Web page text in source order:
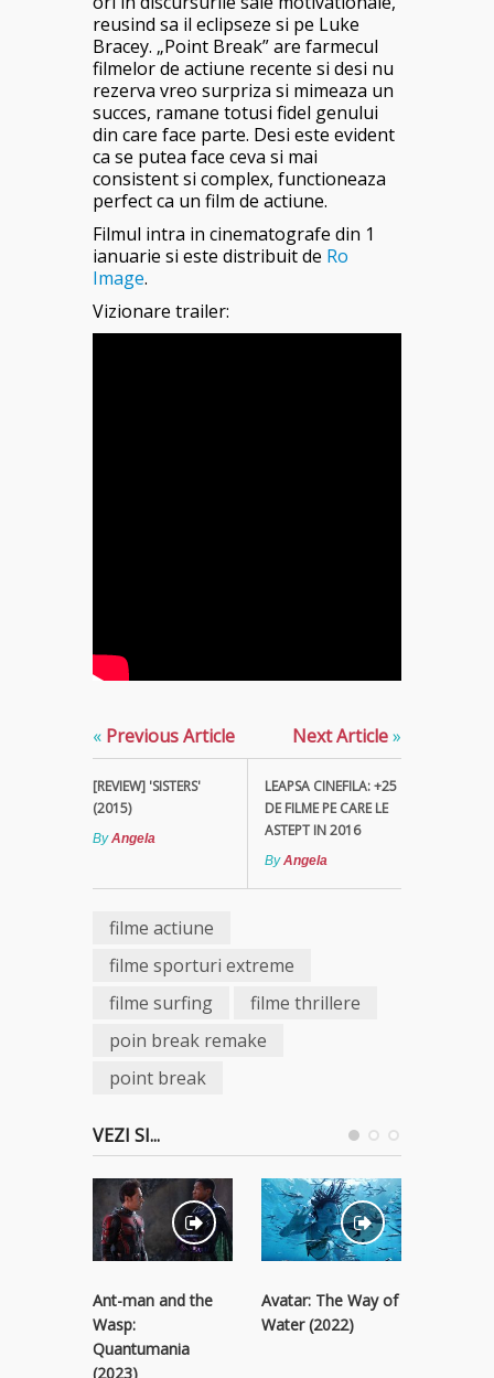
reusind sa il eclipseze si pe Luke
Bracey. „Point Break” are farmecul
filmelor de actiune recente si desi nu
rezerva vreo surpriza si mimeaza un
succes, ramane totusi fidel genului
din care face parte. Desi este evident
ca se putea face ceva si mai
consistent si complex, functioneaza
perfect ca un film de actiune.
Filmul intra in cinematografe din 1
ianuarie si este distribuit de Ro
Image.
Vizionare trailer:
« Previous Article
[REVIEW] 'SISTERS'
(2015)
ByAngela
Next Article»
LEAPSA CINEFILA: +25
DE FILME PE CARE LE
ASTEPT IN 2016
ByAngela
filme actiune
filme sporturi extreme
filme surfing
filme thrillere
poin break remake
point break
VEZI SI...
Ant-man and the
Wasp:
Quantumania
(2023)
Avatar: The Way of
Water (2022)